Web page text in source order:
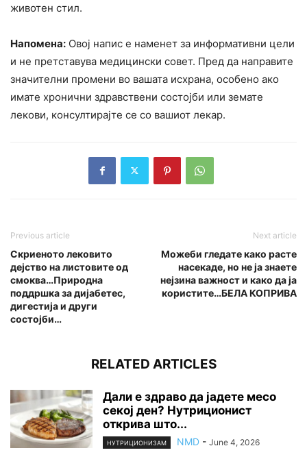
животен стил.
Напомена: Овој напис е наменет за информативни цели
и не претставува медицински совет. Пред да направите
значителни промени во вашата исхрана, особено ако
имате хронични здравствени состојби или земате
лекови, консултирајте се со вашиот лекар.
Previous article
Скриеното лековито
дејство на листовите од
смоква…Природна
поддршка за дијабетес,
дигестија и други
состојби…
Next article
Можеби гледате како расте
насекаде, но не ја знаете
нејзина важност и како да ја
користите…БЕЛА КОПРИВА
RELATED ARTICLES
Дали е здраво да јадете месо
секој ден? Нутриционист
открива што...
НУТРИЦИОНИЗАМ NMD - June 4, 2026